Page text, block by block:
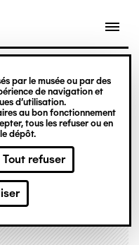
par le musée ou par des
de navigation et
d’utilisation.
au bon fonctionnement
tous les refuser ou en
dépôt.
Tout refuser